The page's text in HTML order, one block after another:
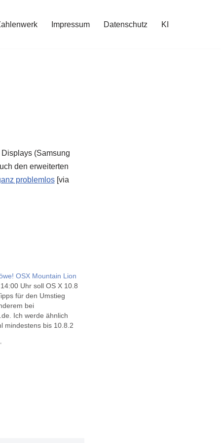
Impressum Datenschutz KI
(Samsung
den erweiterten
problemlos[via
OSX Mountain Lion
Uhr soll OS X 10.8
für den Umstieg
bei
Ich werde ähnlich
mindestens bis 10.8.2
meinen Mac Mini so